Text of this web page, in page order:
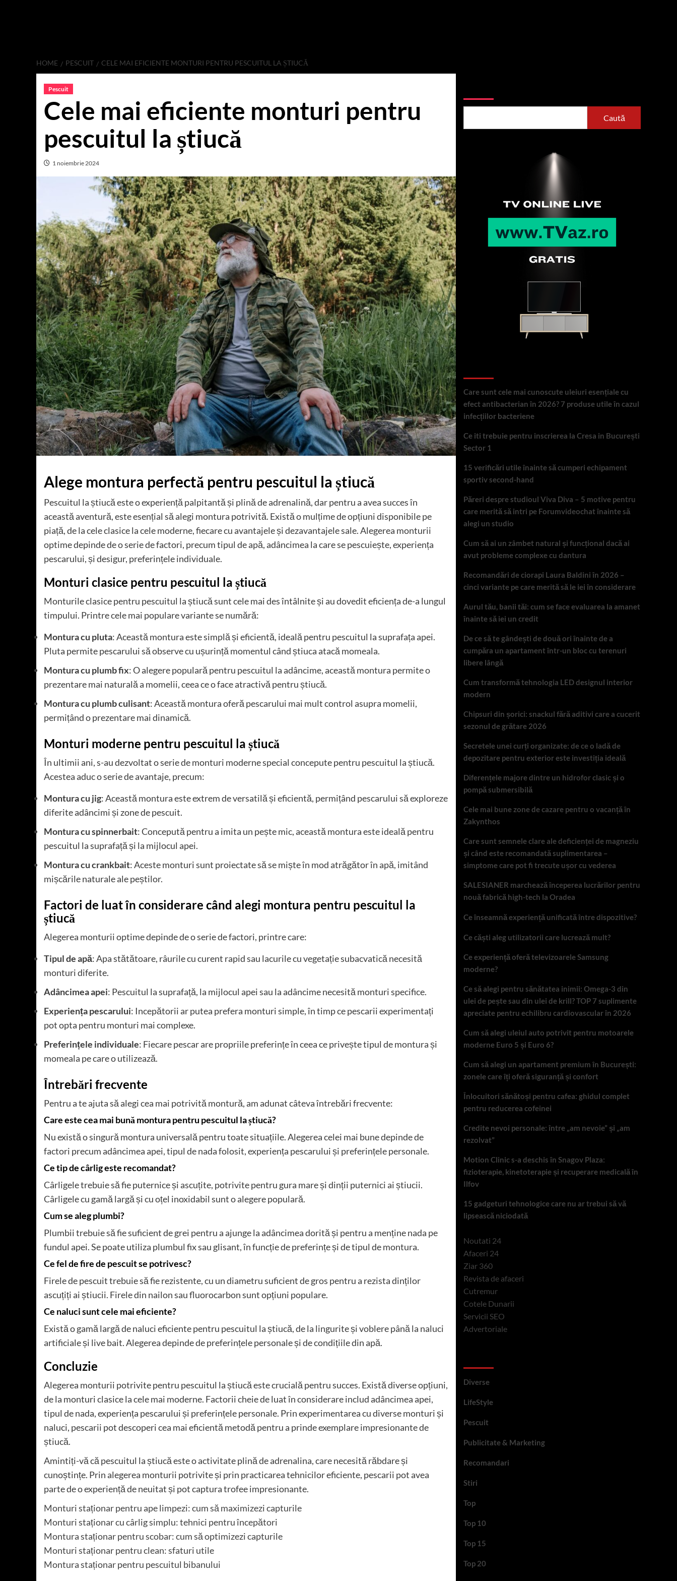
HOME PESCUIT CELE MAI EFICIENTE MONTURI PENTRU PESCUITUL LA ȘTIUCĂ
Pescuit
Cele mai eficiente monturi pentru
pescuitul la știucă
1 noiembrie 2024
Alege montura perfectă pentru pescuitul la știucă
Pescuitul la știucă este o experiență palpitantă și plină de adrenalină, dar pentru a avea succes în
această aventură, este esențial să alegi montura potrivită. Există o mulțime de opțiuni disponibile pe
piață, de la cele clasice la cele moderne, fiecare cu avantajele și dezavantajele sale. Alegerea monturii
optime depinde de o serie de factori, precum tipul de apă, adâncimea la care se pescuiește, experiența
pescarului, și desigur, preferințele individuale.
Monturi clasice pentru pescuitul la știucă
Monturile clasice pentru pescuitul la știucă sunt cele mai des întâlnite și au dovedit eficiența de-a lungul
timpului. Printre cele mai populare variante se numără:
Montura cu pluta: Această montura este simplă și eficientă, ideală pentru pescuitul la suprafața apei.
Pluta permite pescarului să observe cu ușurință momentul când știuca atacă momeala.
Montura cu plumb fix: O alegere populară pentru pescuitul la adâncime, această montura permite o
prezentare mai naturală a momelii, ceea ce o face atractivă pentru știucă.
Montura cu plumb culisant: Această montura oferă pescarului mai mult control asupra momelii,
permițând o prezentare mai dinamică.
Monturi moderne pentru pescuitul la știucă
În ultimii ani, s-au dezvoltat o serie de monturi moderne special concepute pentru pescuitul la știucă.
Acestea aduc o serie de avantaje, precum:
Montura cu jig: Această montura este extrem de versatilă și eficientă, permițând pescarului să exploreze
diferite adâncimi și zone de pescuit.
Montura cu spinnerbait: Concepută pentru a imita un pește mic, această montura este ideală pentru
pescuitul la suprafață și la mijlocul apei.
Montura cu crankbait: Aceste monturi sunt proiectate să se miște în mod atrăgător în apă, imitând
mișcările naturale ale peștilor.
Factori de luat în considerare când alegi montura pentru pescuitul la
știucă
Alegerea monturii optime depinde de o serie de factori, printre care:
Tipul de apă: Apa stătătoare, râurile cu curent rapid sau lacurile cu vegetație subacvatică necesită
monturi diferite.
Adâncimea apei: Pescuitul la suprafață, la mijlocul apei sau la adâncime necesită monturi specifice.
Experiența pescarului: Incepătorii ar putea prefera monturi simple, în timp ce pescarii experimentați
pot opta pentru monturi mai complexe.
Preferințele individuale: Fiecare pescar are propriile preferințe în ceea ce privește tipul de montura și
momeala pe care o utilizează.
Întrebări frecvente
Pentru a te ajuta să alegi cea mai potrivită montură, am adunat câteva întrebări frecvente:
Care este cea mai bună montura pentru pescuitul la știucă?
Nu există o singură montura universală pentru toate situațiile. Alegerea celei mai bune depinde de
factori precum adâncimea apei, tipul de nada folosit, experiența pescarului și preferințele personale.
Ce tip de cârlig este recomandat?
Cârligele trebuie să fie puternice și ascuțite, potrivite pentru gura mare și dinții puternici ai știucii.
Cârligele cu gamă largă și cu oțel inoxidabil sunt o alegere populară.
Cum se aleg plumbi?
Plumbii trebuie să fie suficient de grei pentru a ajunge la adâncimea dorită și pentru a menține nada pe
fundul apei. Se poate utiliza plumbul fix sau glisant, în funcție de preferințe și de tipul de montura.
Ce fel de fire de pescuit se potrivesc?
Firele de pescuit trebuie să fie rezistente, cu un diametru suficient de gros pentru a rezista dinților
ascuțiți ai știucii. Firele din nailon sau fluorocarbon sunt opțiuni populare.
Ce naluci sunt cele mai eficiente?
Există o gamă largă de naluci eficiente pentru pescuitul la știucă, de la lingurite și voblere până la naluci
artificiale și live bait. Alegerea depinde de preferințele personale și de condițiile din apă.
Concluzie
Alegerea monturii potrivite pentru pescuitul la știucă este crucială pentru succes. Există diverse opțiuni,
de la monturi clasice la cele mai moderne. Factorii cheie de luat în considerare includ adâncimea apei,
tipul de nada, experiența pescarului și preferințele personale. Prin experimentarea cu diverse monturi și
naluci, pescarii pot descoperi cea mai eficientă metodă pentru a prinde exemplare impresionante de
știucă.
Amintiți-vă că pescuitul la știucă este o activitate plină de adrenalina, care necesită răbdare și
cunoștințe. Prin alegerea monturii potrivite și prin practicarea tehnicilor eficiente, pescarii pot avea
parte de o experiență de neuitat și pot captura trofee impresionante.
Monturi staționar pentru ape limpezi: cum să maximizezi capturile
Monturi staționar cu cârlig simplu: tehnici pentru începători
Montura staționar pentru scobar: cum să optimizezi capturile
Monturi staționar pentru clean: sfaturi utile
Montura staționar pentru pescuitul bibanului
Caută
Care sunt cele mai cunoscute uleiuri esențiale cu
efect antibacterian în 2026? 7 produse utile în cazul
infecțiilor bacteriene
Ce iti trebuie pentru inscrierea la Cresa in București
Sector 1
15 verificări utile înainte să cumperi echipament
sportiv second-hand
Păreri despre studioul Viva Diva – 5 motive pentru
care merită să intri pe Forumvideochat înainte să
alegi un studio
Cum să ai un zâmbet natural și funcțional dacă ai
avut probleme complexe cu dantura
Recomandări de ciorapi Laura Baldini în 2026 –
cinci variante pe care merită să le iei în considerare
Aurul tău, banii tăi: cum se face evaluarea la amanet
înainte să iei un credit
De ce să te gândești de două ori înainte de a
cumpăra un apartament într-un bloc cu terenuri
libere lângă
Cum transformă tehnologia LED designul interior
modern
Chipsuri din șorici: snackul fără aditivi care a cucerit
sezonul de grătare 2026
Secretele unei curți organizate: de ce o ladă de
depozitare pentru exterior este investiția ideală
Diferențele majore dintre un hidrofor clasic și o
pompă submersibilă
Cele mai bune zone de cazare pentru o vacanță în
Zakynthos
Care sunt semnele clare ale deficienței de magneziu
și când este recomandată suplimentarea –
simptome care pot fi trecute ușor cu vederea
SALESIANER marchează începerea lucrărilor pentru
nouă fabrică high-tech la Oradea
Ce înseamnă experiență unificată între dispozitive?
Ce căști aleg utilizatorii care lucrează mult?
Ce experiență oferă televizoarele Samsung
moderne?
Ce să alegi pentru sănătatea inimii: Omega-3 din
ulei de pește sau din ulei de krill? TOP 7 suplimente
apreciate pentru echilibru cardiovascular în 2026
Cum să alegi uleiul auto potrivit pentru motoarele
moderne Euro 5 și Euro 6?
Cum să alegi un apartament premium în București:
zonele care îți oferă siguranță și confort
Înlocuitori sănătoși pentru cafea: ghidul complet
pentru reducerea cofeinei
Credite nevoi personale: între „am nevoie” și „am
rezolvat”
Motion Clinic s-a deschis în Snagov Plaza:
fizioterapie, kinetoterapie și recuperare medicală în
Ilfov
15 gadgeturi tehnologice care nu ar trebui să vă
lipsească niciodată
Noutati 24
Afaceri 24
Ziar 360
Revista de afaceri
Cutremur
Cotele Dunarii
Servicii SEO
Advertoriale
Diverse
LifeStyle
Pescuit
Publicitate & Marketing
Recomandari
Stiri
Top
Top 10
Top 15
Top 20